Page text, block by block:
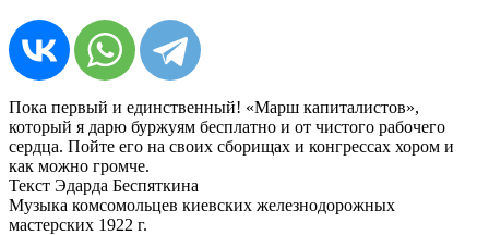
Пока первый и единственный! «Марш капиталистов»,
который я дарю буржуям бесплатно и от чистого рабочего
сердца. Пойте его на своих сборищах и конгрессах хором и
как можно громче.
Текст Эдарда Беспяткина
Музыка комсомольцев киевских железнодорожных
мастерских 1922 г.